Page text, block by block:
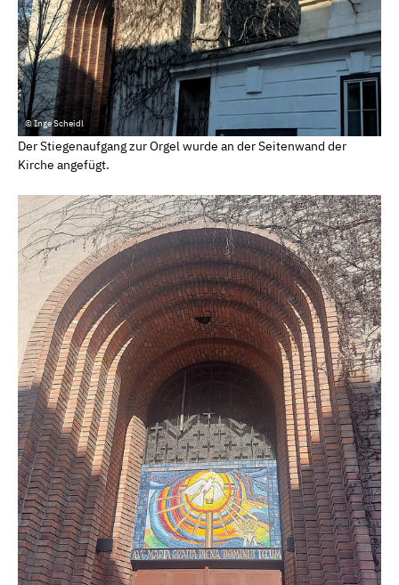
© Inge Scheidl
Der Stiegenaufgang zur Orgel wurde an der Seitenwand der
Kirche angefügt.